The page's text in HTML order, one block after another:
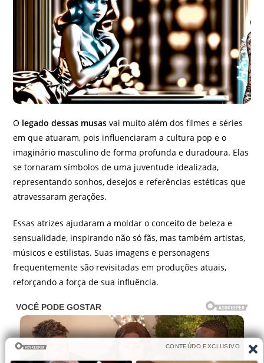
O legado dessas musas vai muito além dos filmes e séries
em que atuaram, pois influenciaram a cultura pop e o
imaginário masculino de forma profunda e duradoura. Elas
se tornaram símbolos de uma juventude idealizada,
representando sonhos, desejos e referências estéticas que
atravessaram gerações.
Essas atrizes ajudaram a moldar o conceito de beleza e
sensualidade, inspirando não só fãs, mas também artistas,
músicos e estilistas. Suas imagens e personagens
frequentemente são revisitadas em produções atuais,
reforçando a força de sua influência.